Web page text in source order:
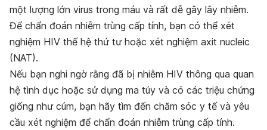
một lượng lớn virus trong máu và rất dễ gây lây nhiễm.
Để chẩn đoán nhiễm trùng cấp tính, bạn có thể xét
nghiệm HIV thế hệ thứ tư hoặc xét nghiệm axit nucleic
(NAT).
Nếu bạn nghi ngờ rằng đã bị nhiễm HIV thông qua quan
hệ tình dục hoặc sử dụng ma túy và có các triệu chứng
giống như cúm, bạn hãy tìm đến chăm sóc y tế và yêu
cầu xét nghiệm để chẩn đoán nhiễm trùng cấp tính.